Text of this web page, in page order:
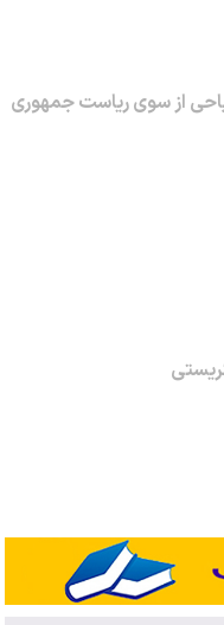
از سوی ریاست جمهوری